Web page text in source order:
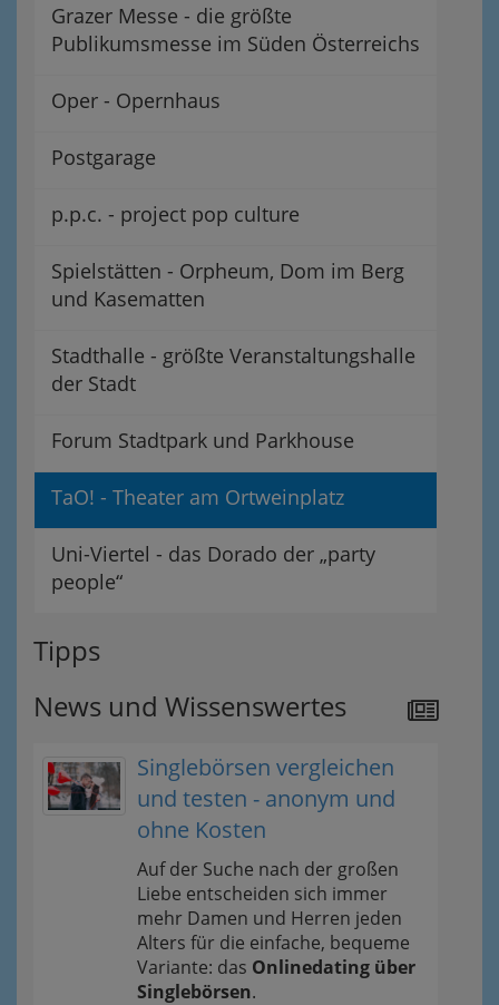
Grazer Messe - die größte
Publikumsmesse im Süden Österreichs
Oper - Opernhaus
Postgarage
p.p.c. - project pop culture
Spielstätten - Orpheum, Dom im Berg
und Kasematten
Stadthalle - größte Veranstaltungshalle
der Stadt
Forum Stadtpark und Parkhouse
TaO! - Theater am Ortweinplatz
Uni-Viertel - das Dorado der „party
people“
Tipps
News und Wissenswertes
Singlebörsen vergleichen
und testen - anonym und
ohne Kosten
Auf der Suche nach der großen
Liebe entscheiden sich immer
mehr Damen und Herren jeden
Alters für die einfache, bequeme
Variante: das Onlinedating über
Singlebörsen.